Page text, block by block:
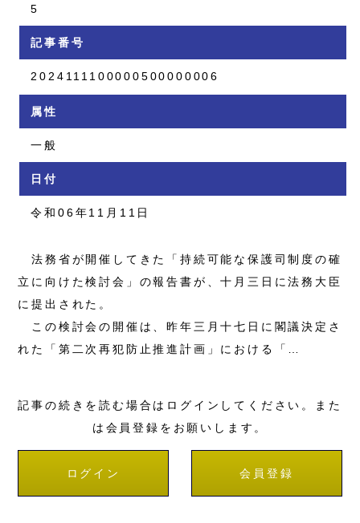
5
記事番号
2024111100000500000006
属性
一般
日付
令和06年11月11日
法務省が開催してきた「持続可能な保護司制度の確
立に向けた検討会」の報告書が、十月三日に法務大臣
に提出された。
この検討会の開催は、昨年三月十七日に閣議決定さ
れた「第二次再犯防止推進計画」における「…
記事の続きを読む場合はログインしてください。また
は会員登録をお願いします。
ログイン 会員登録